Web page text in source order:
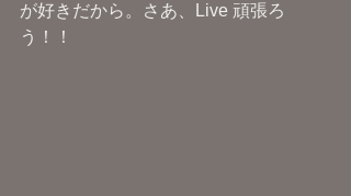
が好きだから。さあ、Live 頑張ろ
う！！